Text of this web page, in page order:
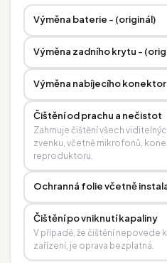
Výměna baterie - (originál)
Výměna zadního krytu -
Výměna nabíjecího
Čištění od prachu a nečistot
Zahrnuje čištění všech
zvenku, včetně mikrofonů,
reproduktoru.
Ochranná folie včetně
Čištění po vniknutí kapaliny
V případě, že čištění nepovede
zařízení, je oprava bezplatná.